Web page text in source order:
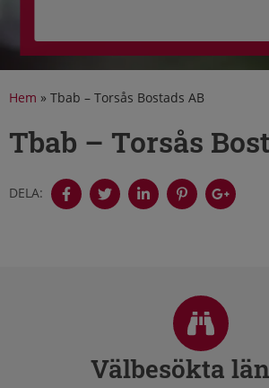
Hem » Tbab – Torsås Bostads AB
Tbab – Torsås
DELA:
Välbesökta